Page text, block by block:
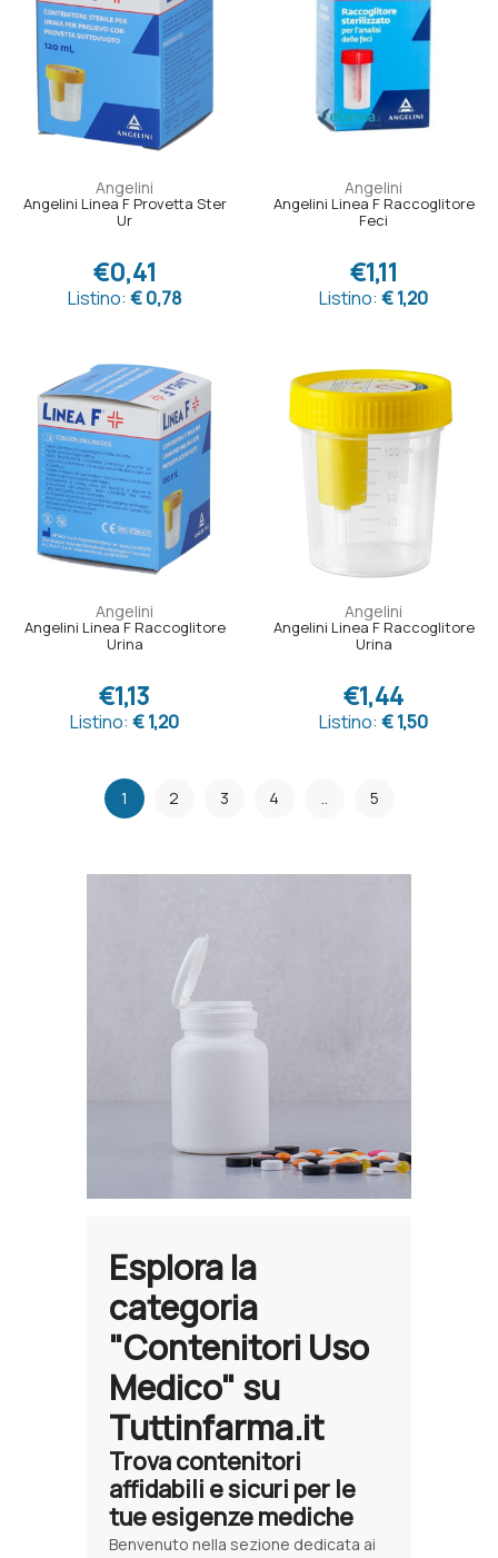
Angelini
Angelini Linea F Provetta Ster
Ur
€0,41
Listino: € 0,78
Angelini
Angelini Linea F Raccoglitore
Feci
€1,11
Listino: € 1,20
Angelini
Angelini Linea F Raccoglitore
Urina
€1,13
Listino: € 1,20
Angelini
Angelini Linea F Raccoglitore
Urina
€1,44
Listino: € 1,50
1 2 3 4 .. 5
Esplora la
categoria
"Contenitori Uso
Medico" su
Tuttinfarma.it
Trova contenitori
affidabili e sicuri per le
tue esigenze mediche
Benvenuto nella sezione dedicata ai